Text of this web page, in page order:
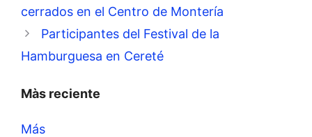
cerrados en el Centro de Montería
Participantes del Festival de la
Hamburguesa en Cereté
Màs reciente
Más